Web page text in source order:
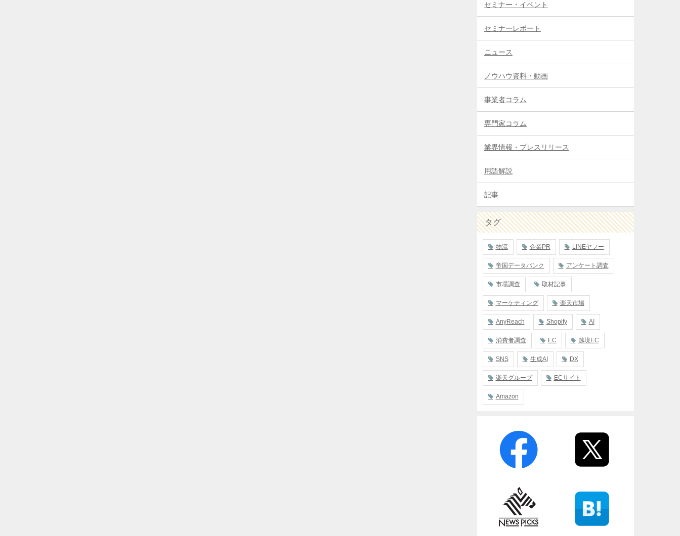
セミナー・イベント
セミナーレポート
ニュース
ノウハウ資料・動画
事業者コラム
専門家コラム
業界情報・プレスリリース
用語解説
記事
タグ
物流 企業PR LINEヤフー
帝国データバンク アンケート調査
市場調査 取材記事
マーケティング 楽天市場
AnyReach Shopify AI
消費者調査 EC 越境EC
SNS 生成AI DX
楽天グループ ECサイト
Amazon